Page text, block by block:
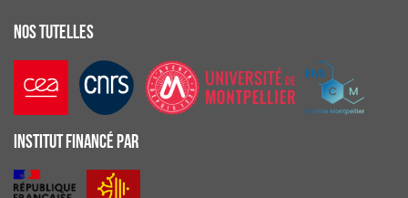
NOS TUTELLES
INSTITUT FINANCÉ PAR